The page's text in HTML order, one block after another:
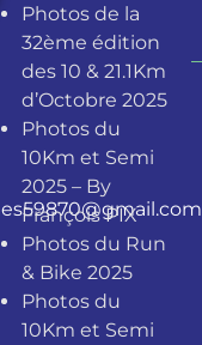
Photos de la
32ème édition
des 10 & 21.1Km
d’Octobre 2025
Photos du
10Km et Semi
2025 – By
François PIX
Photos du Run
& Bike 2025
Photos du
10Km et Semi